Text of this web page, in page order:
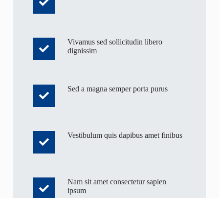
Vivamus sed sollicitudin libero
dignissim
Sed a magna semper porta purus
Vestibulum quis dapibus amet finibus
Nam sit amet consectetur sapien
ipsum